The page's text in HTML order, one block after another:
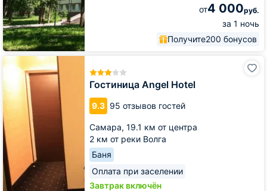
от4 000руб.
за 1 ночь
Получите200 бонусов
Гостиница Angel Hotel
9.3 95 отзывов гостей
Самара, 19.1 км от центра
2 км от реки Волга
Баня
Оплата при заселении
Завтрак включён
Гостиница
Angel
Hotel